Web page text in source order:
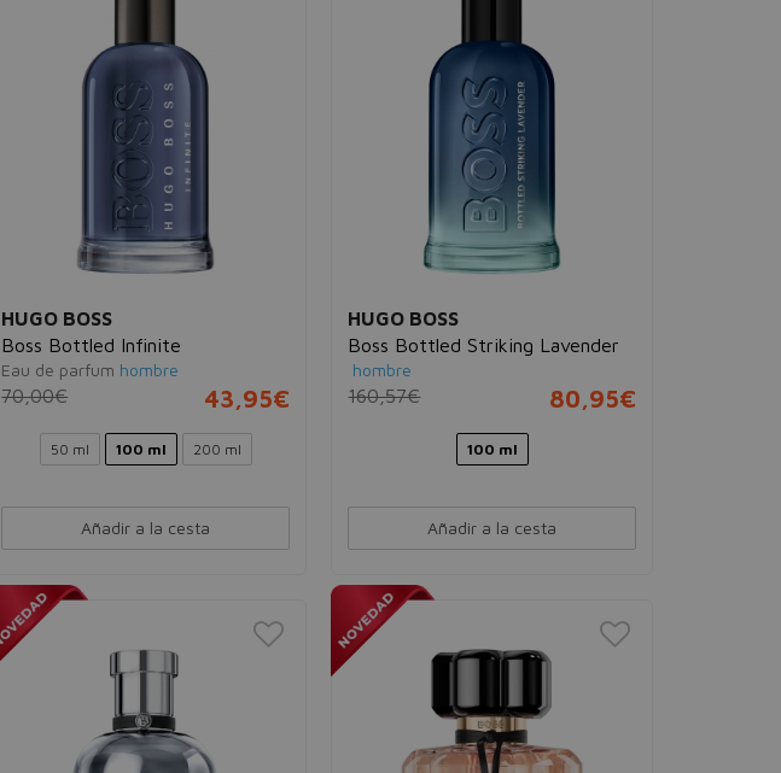
HUGO BOSS
Boss Bottled Infinite
Eau de parfum hombre
70,00€ 43,95€
50 ml 100 ml 200 ml
Añadir a la cesta
HUGO BOSS
Boss Bottled Striking Lavender
hombre
160,57€ 80,95€
100 ml
Añadir a la cesta